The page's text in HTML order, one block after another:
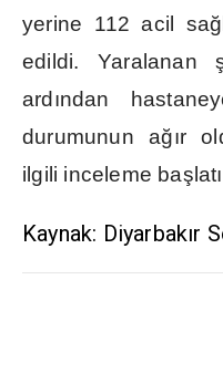
yerine 112 acil sağ
edildi. Yaralanan
ard ından
durumunun ağır
ilgili inceleme baş latı
Kaynak: Diyarbakır